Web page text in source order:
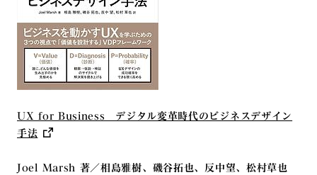
UX for Business デジタル変革時代のビジネスデザイン
手法
Joel Marsh 著／相島雅樹、磯谷拓也、反中望、松村草也